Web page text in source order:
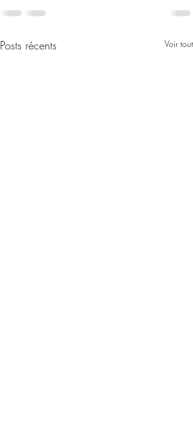
Posts récents Voir tout